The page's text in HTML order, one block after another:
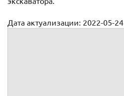
Дата актуализации: 2022-05-24